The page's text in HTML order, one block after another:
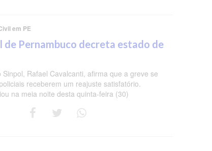
em PE
de Pernambuco decreta estado de
Rafael Cavalcanti, afirma que a greve se
receberem um reajuste satisfatório.
na meia noite desta quinta-feira (30)